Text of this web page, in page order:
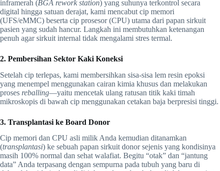
inframerah (BGA rework station) yang suhunya terkontrol secara
digital hingga satuan derajat, kami mencabut cip memori
(UFS/eMMC) beserta cip prosesor (CPU) utama dari papan sirkuit
pasien yang sudah hancur. Langkah ini membutuhkan ketenangan
penuh agar sirkuit internal tidak mengalami stres termal.
2. Pembersihan Sektor Kaki Koneksi
Setelah cip terlepas, kami membersihkan sisa-sisa lem resin epoksi
yang menempel menggunakan cairan kimia khusus dan melakukan
proses reballing—yaitu mencetak ulang ratusan titik kaki timah
mikroskopis di bawah cip menggunakan cetakan baja berpresisi tinggi.
3. Transplantasi ke Board Donor
Cip memori dan CPU asli milik Anda kemudian ditanamkan
(transplantasi) ke sebuah papan sirkuit donor sejenis yang kondisinya
masih 100% normal dan sehat walafiat. Begitu “otak” dan “jantung
data” Anda terpasang dengan sempurna pada tubuh yang baru di